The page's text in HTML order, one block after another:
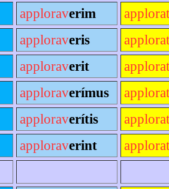
apploraverim applorat
apploraveris applorat
apploraverit applorat
apploraverímus applorat
apploraverítis applorat
apploraverint applorat